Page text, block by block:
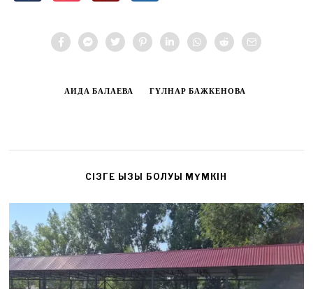
АИДА БАЛАЕВА ГҮЛНАР БАЖКЕНОВА
CІЗГЕ ҚЫЗЫҚ БОЛУЫ МҮМКІН